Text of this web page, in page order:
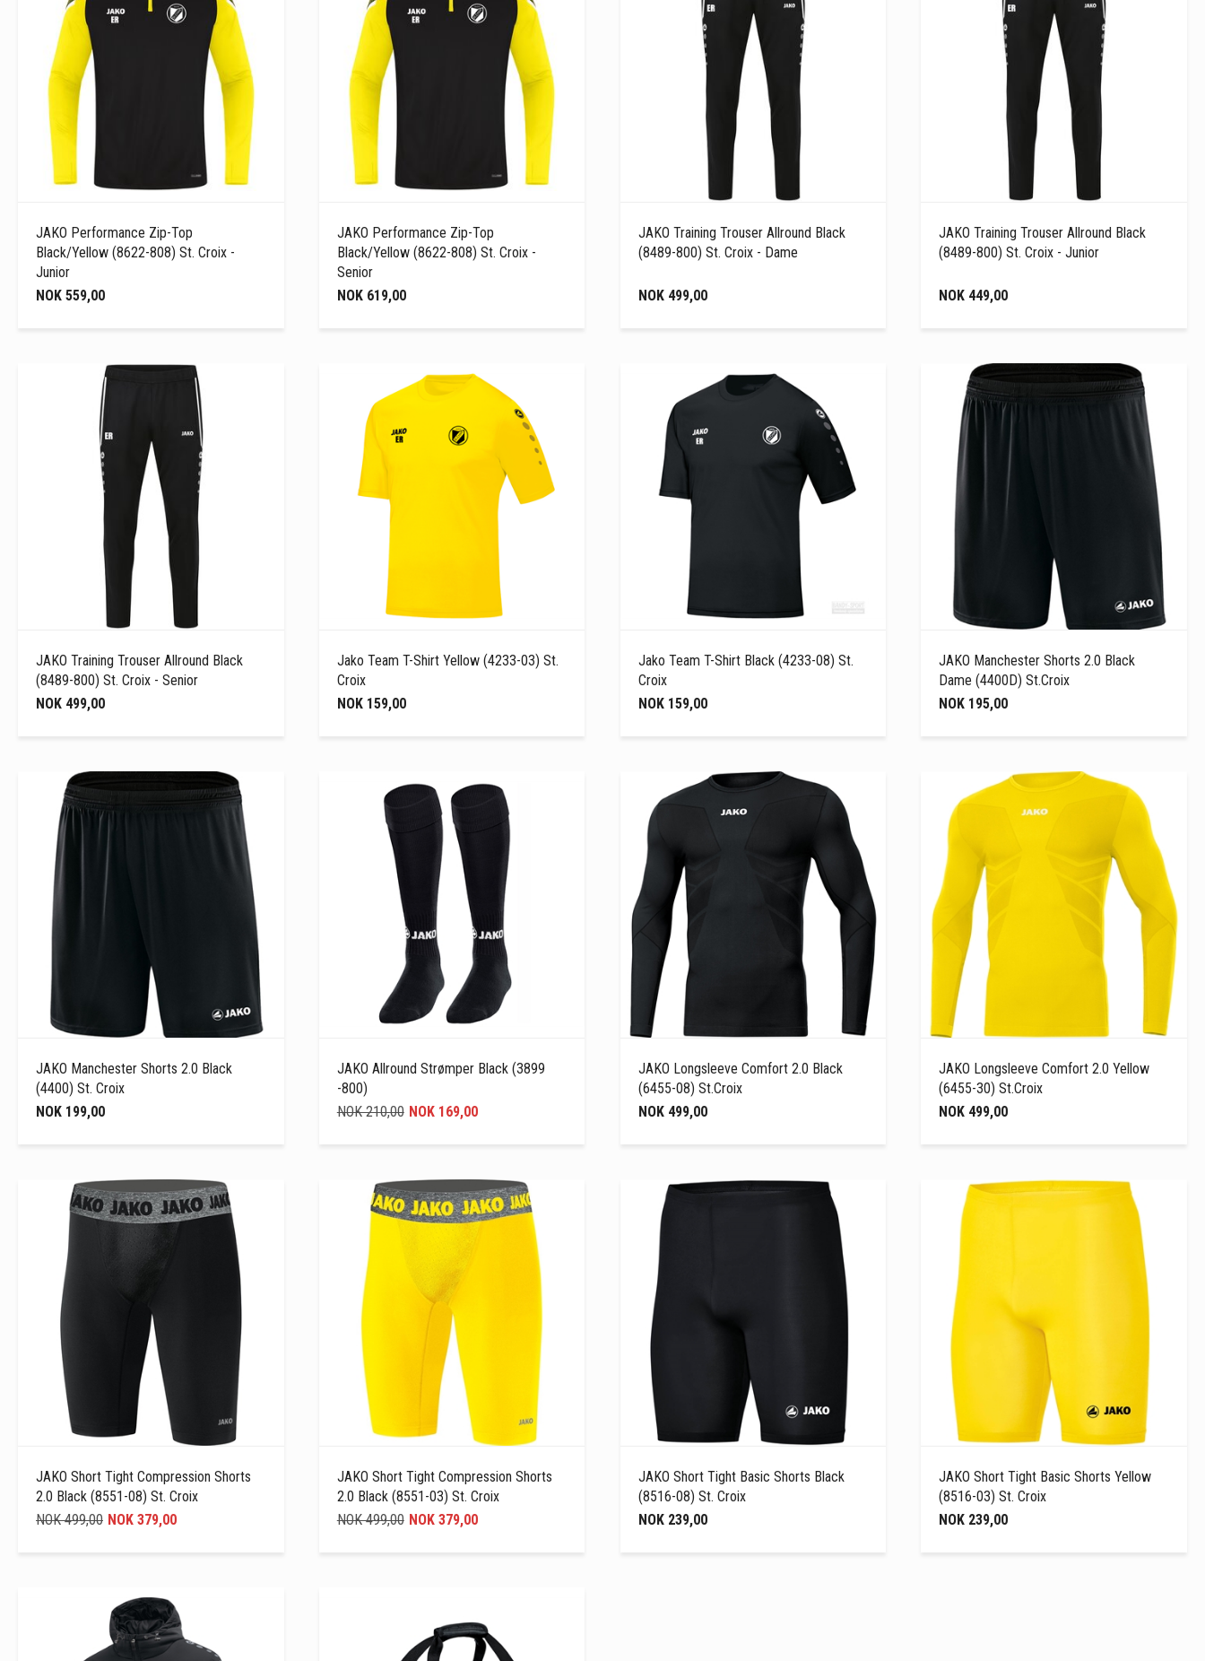
JAKO Performance Zip-Top
Black/Yellow (8622-808) St. Croix -
Junior
NOK 559,00
JAKO Performance Zip-Top
Black/Yellow (8622-808) St. Croix -
Senior
NOK 619,00
JAKO Training Trouser Allround Black
(8489-800) St. Croix - Dame
NOK 499,00
JAKO Training Trouser Allround Black
(8489-800) St. Croix - Junior
NOK 449,00
JAKO Training Trouser Allround Black
(8489-800) St. Croix - Senior
NOK 499,00
Jako Team T-Shirt Yellow (4233-03) St.
Croix
NOK 159,00
Jako Team T-Shirt Black (4233-08) St.
Croix
NOK 159,00
JAKO Manchester Shorts 2.0 Black
Dame (4400D) St.Croix
NOK 195,00
JAKO Manchester Shorts 2.0 Black
(4400) St. Croix
NOK 199,00
JAKO Allround Strømper Black (3899
-800)
NOK 169,00
NOK 210,00
JAKO Longsleeve Comfort 2.0 Black
(6455-08) St.Croix
NOK 499,00
JAKO Longsleeve Comfort 2.0 Yellow
(6455-30) St.Croix
NOK 499,00
JAKO Short Tight Compression Shorts
2.0 Black (8551-08) St. Croix
NOK 379,00
NOK 499,00
JAKO Short Tight Compression Shorts
2.0 Black (8551-03) St. Croix
NOK 379,00
NOK 499,00
JAKO Short Tight Basic Shorts Black
(8516-08) St. Croix
NOK 239,00
JAKO Short Tight Basic Shorts Yellow
(8516-03) St. Croix
NOK 239,00